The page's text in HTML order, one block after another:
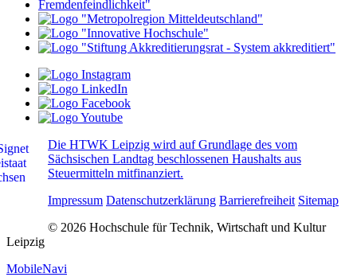
Die HTWK Leipzig wird auf Grundlage des vom
Sächsischen Landtag beschlossenen Haushalts aus
Steuermitteln mitfinanziert.
Impressum Datenschutzerklärung Barrierefreiheit Sitemap
© 2026 Hochschule für Technik, Wirtschaft und Kultur
Leipzig
MobileNavi